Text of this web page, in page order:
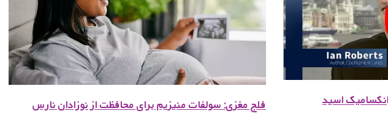
اسید
فلج مغزی: سولفات منیزیم برای محافظت از نوزادان نارس